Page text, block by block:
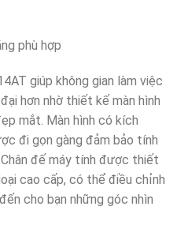
phù hợp
giúp không gian làm việc
hơn nhờ thiết kế màn hình
mắt. Màn hình có kích
đi gọn gàng đảm bảo tính
đế máy tính được thiết
cao cấp, có thể điều chỉnh
cho bạn những góc nhìn